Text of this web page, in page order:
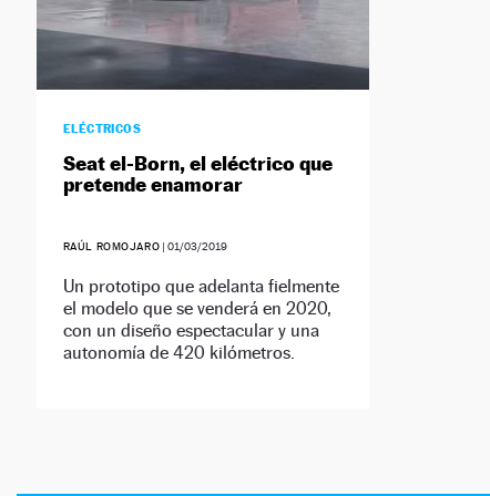
ELÉCTRICOS
Seat el-Born, el eléctrico que
pretende enamorar
RAÚL ROMOJARO |01/03/2019
Un prototipo que adelanta fielmente
el modelo que se venderá en 2020,
con un diseño espectacular y una
autonomía de 420 kilómetros.